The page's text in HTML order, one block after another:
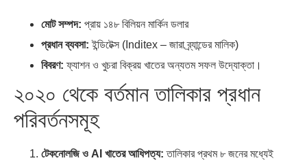
মোট সম্পদ: প্রায় ১৪৮ বিলিয়ন মার্কিন ডলার
প্রধান ব্যবসা: ইন্ডিটেক্স (Inditex – জারা ব্র্যান্ডের মালিক)
বিবরণ: ফ্যাশন ও খুচরা বিক্রয় খাতের অন্যতম সফল উদ্যোক্তা।
২০২০ থেকে বর্তমান তালিকার প্রধান
পরিবর্তনসমূহ
টেকনোলজি ও AI খাতের আধিপত্য: তালিকার প্রথম ৮ জনের মধ্যেই